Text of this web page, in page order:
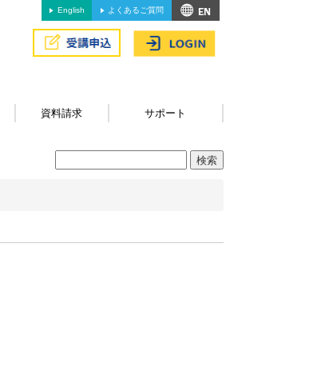
English よくあるご質問
資料請求 サポート